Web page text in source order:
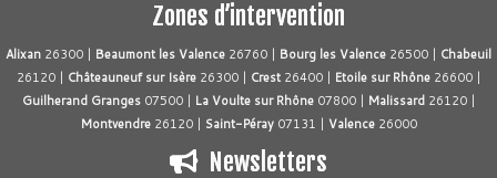
Zones d’intervention
Alixan 26300 | Beaumont les Valence 26760 | Bourg les Valence 26500 | Chabeuil
26120 | Châteauneuf sur Isère26300 | Crest26400 | Etoile sur Rhône26600 |
Guilherand Granges07500 | La Voulte sur Rhône07800 | Malissard26120 |
Montvendre26120 | Saint-Péray07131 | Valence26000
Newsletters